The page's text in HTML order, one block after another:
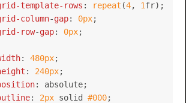
template-rows : repeat (4, 1fr);
column-gap: 0px;
row-gap: 0px;
: 480px;
: 240px;
: absolute;
: 2px solid #000;